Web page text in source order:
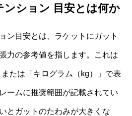
ンション 目安とは何か
ン目安とは、ラケットにガット
力の参考値を指します。これは
たは「キログラム（kg）」で表
ームに推奨範囲が記載されてい
とガットのたわみが大きくな